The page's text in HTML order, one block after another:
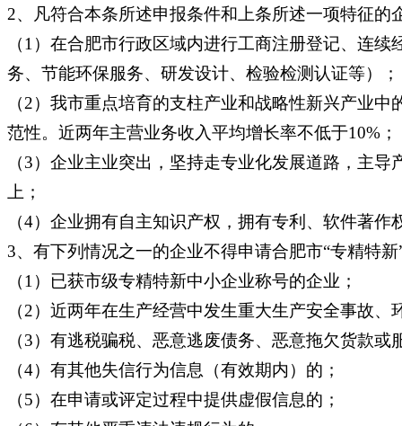
2、凡符合本条所述申报条件和上条所述一项特征
（1）在合肥市行政区域内进行工商注册登记、连
务、节能环保服务、研发设计、检验检测认证等）；
（2）我市重点培育的支柱产业和战略性新兴产业
范性。近两年主营业务收入平均增长率不低于10%；
（3）企业主业突出，坚持走专业化发展道路，主
上；
（4）企业拥有自主知识产权，拥有专利、软件著
3、有下列情况之一的企业不得申请合肥市“专精特
（1）已获市级专精特新中小企业称号的企业；
（2）近两年在生产经营中发生重大生产安全事故
（3）有逃税骗税、恶意逃废债务、恶意拖欠货款
（4）有其他失信行为信息（有效期内）的；
（5）在申请或评定过程中提供虚假信息的；